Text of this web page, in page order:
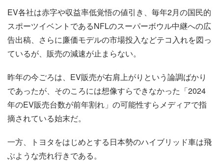
EV各社は赤字や収益率低覚悟の値引き、毎年2月の国民的
スポーツイベントであるNFLのスーパーボウル中継への広
告出稿、さらに廉価モデルの市場投入などテコ入れを図っ
ているが、販売の減速が止まらない。
昨年の今ごろは、EV販売が右肩上がりという論調ばかり
であったが、そのころには想像すらできなかった「2024
年のEV販売台数が前年割れ」の可能性すらメディアで指
摘されている始末だ。
一方、トヨタをはじめとする日本勢のハイブリッド車は飛
ぶような売れ行きである。